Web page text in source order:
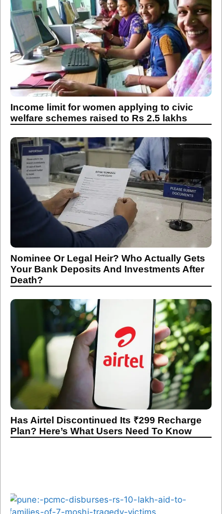
Income limit for women applying to civic
welfare schemes raised to Rs 2.5 lakhs
Nominee Or Legal Heir? Who Actually Gets
Your Bank Deposits And Investments After
Death?
Has Airtel Discontinued Its ₹299 Recharge
Plan? Here’s What Users Need To Know